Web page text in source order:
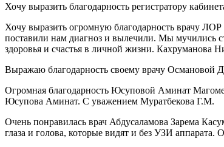
Хочу выразить благодарность регистратору
Хочу выразить огромную благодарность врачу
поставили нам диагноз и вылечили. Мы мучились
здоровья и счастья в личной жизни. Кахруманова
Выражаю благодарность своему врачу
Огромная благодарность Юсуповой Аминат
Юсупова Аминат. С уважением Муратбекова Г.М.
Очень понравилась врач Абдусаламова Зарема
глаза и голова, которые видят и без УЗИ